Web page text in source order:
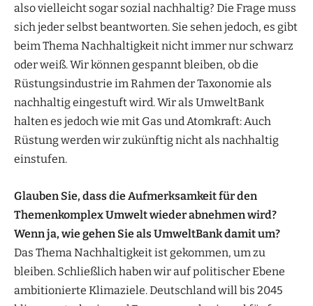
also vielleicht sogar sozial nachhaltig? Die Frage muss
sich jeder selbst beantworten. Sie sehen jedoch, es gibt
beim Thema Nachhaltigkeit nicht immer nur schwarz
oder weiß. Wir können gespannt bleiben, ob die
Rüstungsindustrie im Rahmen der Taxonomie als
nachhaltig eingestuft wird. Wir als UmweltBank
halten es jedoch wie mit Gas und Atomkraft: Auch
Rüstung werden wir zukünftig nicht als nachhaltig
einstufen.
Glauben Sie, dass die Aufmerksamkeit für den
Themenkomplex Umwelt wieder abnehmen wird?
Wenn ja, wie gehen Sie als UmweltBank damit um?
Das Thema Nachhaltigkeit ist gekommen, um zu
bleiben. Schließlich haben wir auf politischer Ebene
ambitionierte Klimaziele. Deutschland will bis 2045